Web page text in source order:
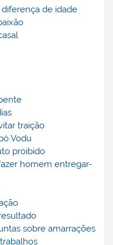
de idade
traição
Vodu
proibido
homem entregar-
sobre amarrações